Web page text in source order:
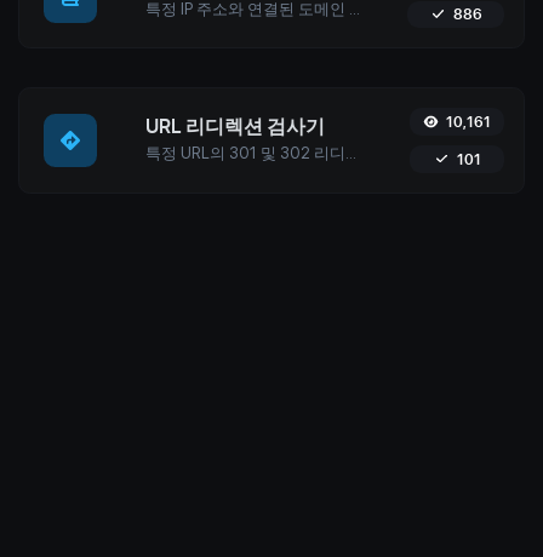
886
URL 리디렉션 검사기
특정 URL의 301 및 302 리디렉션을 확인하세요. 최대 10개의 리디렉션을 확인합니다. 최적의 SEO와 사용자 경험을 보장하기 위해 최대 10개의 리디렉션을 추적하세요.
10,161
101